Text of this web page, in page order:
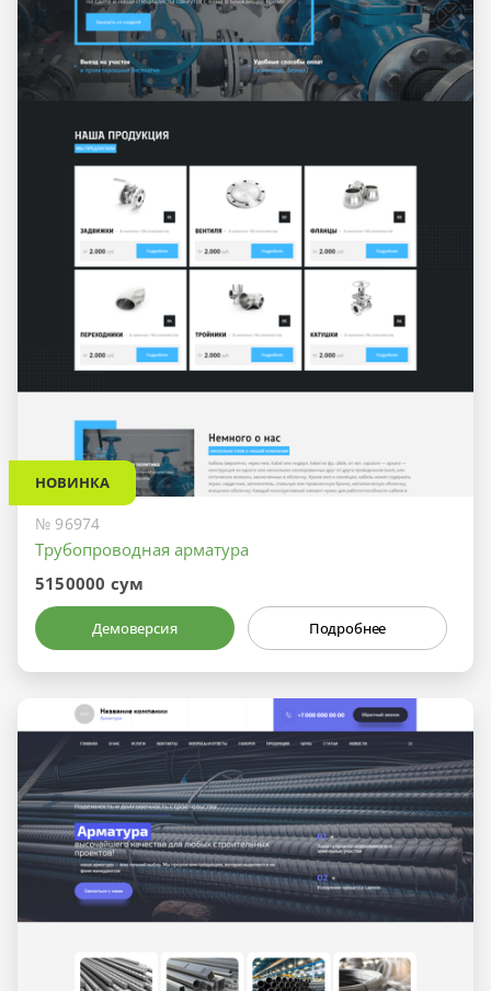
НОВИНКА
№ 96974
Трубопроводная арматура
5150000 сум
Демоверсия Подробнее